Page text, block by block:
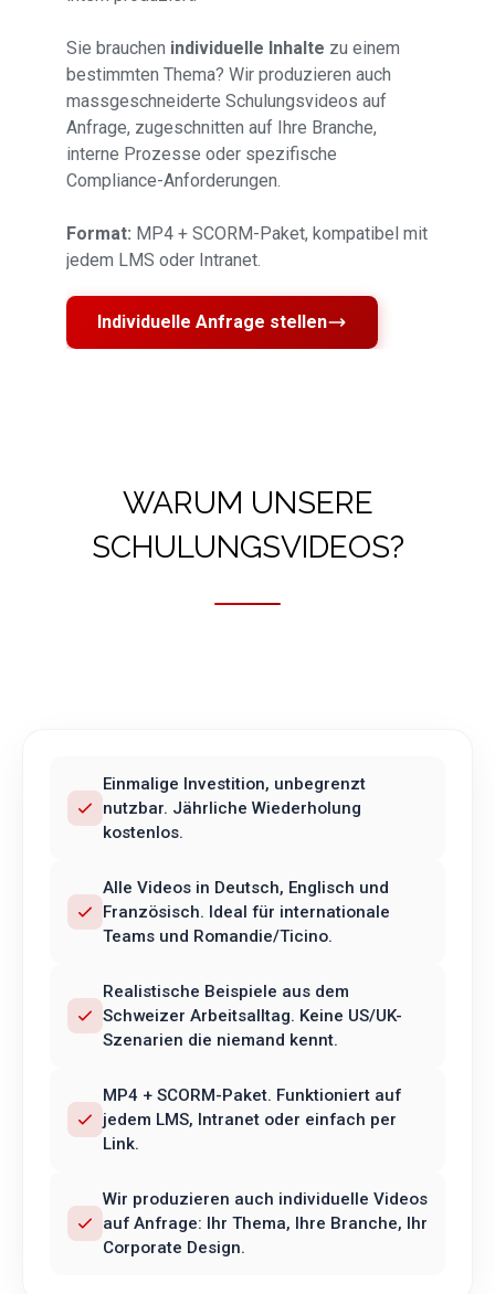
Sie brauchen individuelle Inhalte zu einem
bestimmten Thema? Wir produzieren auch
massgeschneiderte Schulungsvideos auf
Anfrage, zugeschnitten auf Ihre Branche,
interne Prozesse oder spezifische
Compliance-Anforderungen.
Format: MP4 + SCORM-Paket, kompatibel mit
jedem LMS oder Intranet.
Individuelle Anfrage stellen
WARUM UNSERE
SCHULUNGSVIDEOS?
Einmalige Investition, unbegrenzt
nutzbar. Jährliche Wiederholung
kostenlos.
Alle Videos in Deutsch, Englisch und
Französisch. Ideal für internationale
Teams und Romandie/Ticino.
Realistische Beispiele aus dem
Schweizer Arbeitsalltag. Keine US/UK-
Szenarien die niemand kennt.
MP4 + SCORM-Paket. Funktioniert auf
jedem LMS, Intranet oder einfach per
Link.
Wir produzieren auch individuelle Videos
auf Anfrage: Ihr Thema, Ihre Branche, Ihr
Corporate Design.